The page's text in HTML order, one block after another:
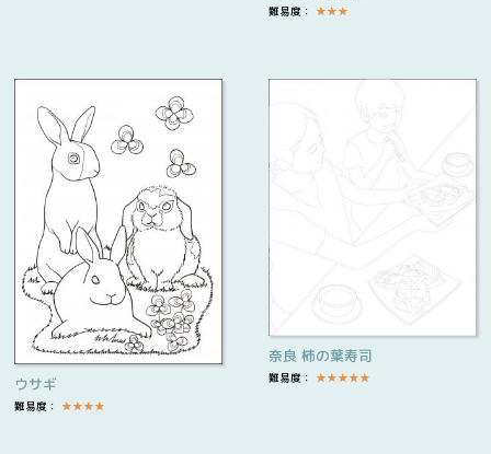
難易度： ★★★
ウサギ
難易度： ★★★★
奈良 柿の葉寿司
難易度： ★★★★★